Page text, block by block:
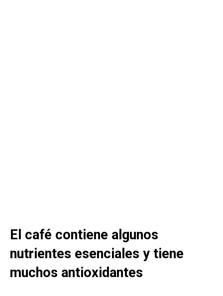
El café contiene algunos
nutrientes esenciales y tiene
muchos antioxidantes